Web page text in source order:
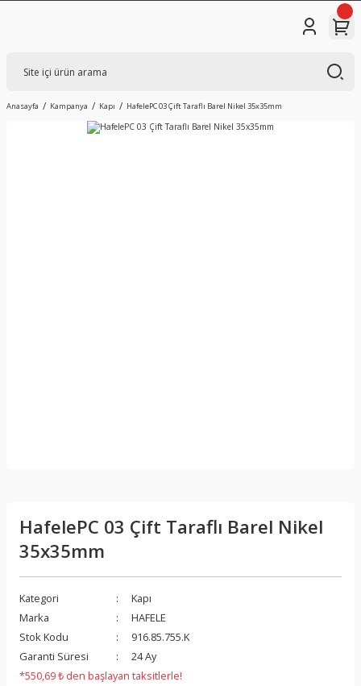
Anasayfa Kampanya Kapı HafelePC 03 Çift Taraflı Barel Nikel 35x35mm
HafelePC 03 Çift Taraflı Barel Nikel
35x35mm
Kategori
Kapı
Marka
HAFELE
Stok Kodu
916.85.755.K
Garanti Süresi
24 Ay
*550,69 ₺ den başlayan taksitlerle!